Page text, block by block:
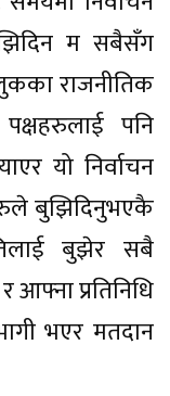
म सबैसँग
राजनीतिक
पनि
यो निर्वाचन
बुझिदिनुभएकै
बुझेर सबै
आफ्ना प्रतिनिधि
भएर मतदान